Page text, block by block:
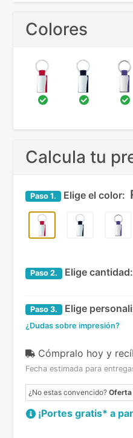
Colores
Calcula tu
Paso 1. Elige el color:
Paso 2. Elige cantidad:
Paso 3. Elige
¿Dudas sobre impresión?
Cómpralo hoy y
Fecha estimada para
¿No estas convencido? Oferta
¡Portes gratis* a